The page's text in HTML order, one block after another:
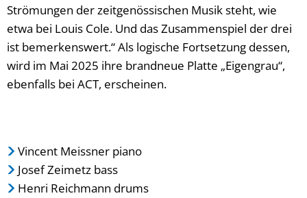
Strömungen der zeitgenössischen Musik steht, wie
etwa bei Louis Cole. Und das Zusammenspiel der drei
ist bemerkenswert.“ Als logische Fortsetzung dessen,
wird im Mai 2025 ihre brandneue Platte „Eigengrau“,
ebenfalls bei ACT, erscheinen.
Vincent Meissner piano
Josef Zeimetz bass
Henri Reichmann drums